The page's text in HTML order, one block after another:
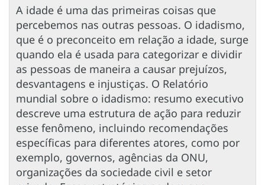
A idade é uma das primeiras coisas que
percebemos nas outras pessoas. O idadismo,
que é o preconceito em relação a idade, surge
quando ela é usada para categorizar e dividir
as pessoas de maneira a causar prejuízos,
desvantagens e injustiças. O Relatório
mundial sobre o idadismo: resumo executivo
descreve uma estrutura de ação para reduzir
esse fenômeno, incluindo recomendações
específicas para diferentes atores, como por
exemplo, governos, agências da ONU,
organizações da sociedade civil e setor